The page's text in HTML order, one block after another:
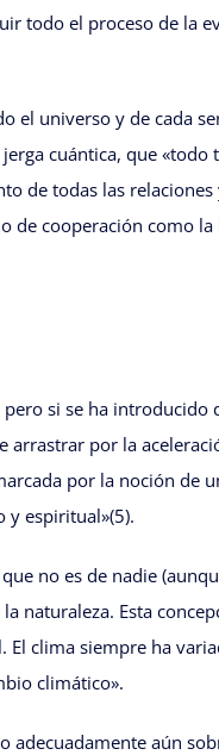
todo el proceso de la
el universo y de cada
cuántica, que
de todas las
de cooperación como
si se ha introducido
por la
por la noción de
espiritual»(5).
no es de nadie
naturaleza. Esta
clima siempre ha
climático».
aún